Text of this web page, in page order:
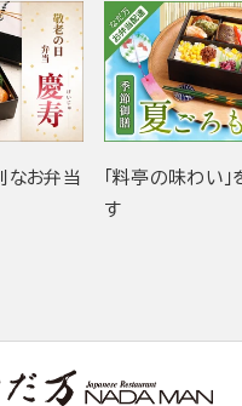
なお弁当
「料亭の味わい
す